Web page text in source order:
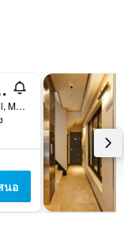
เฮาส์
67-5, Yeonnam-ro 1-Gil, Mapo-gu, โซล, เกาหลีใต้
นอ